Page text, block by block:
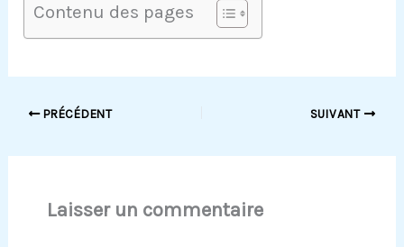
Contenu des pages
PRÉCÉDENT SUIVANT
Laisser un commentaire